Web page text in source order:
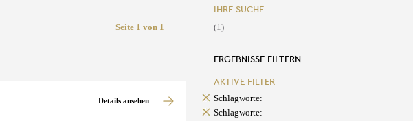
Seite 1 von 1
Details ansehen
IHRE SUCHE
(1)
ERGEBNISSE FILTERN
AKTIVE FILTER
Schlagworte:
Schlagworte: